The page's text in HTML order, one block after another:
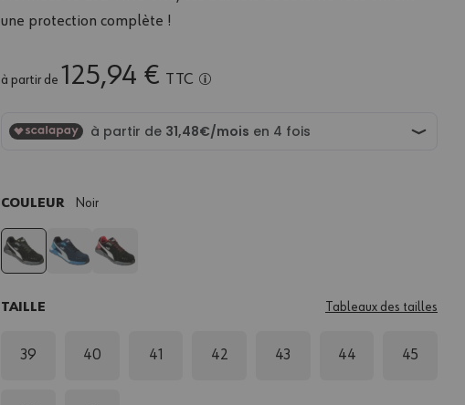
une protection complète !
à partir de 125,94 € TTC
COULEUR Noir
TAILLE Tableaux des tailles
39 40 41 42 43 44 45